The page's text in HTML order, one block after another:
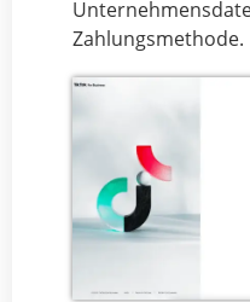
Zahlungsmethode.